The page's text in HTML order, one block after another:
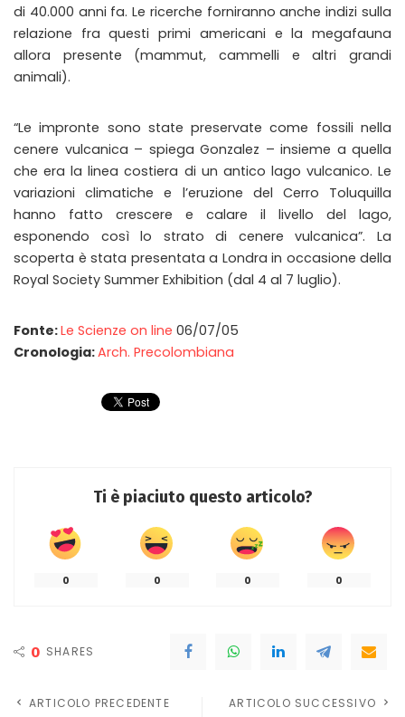
di 40.000 anni fa. Le ricerche forniranno anche indizi sulla
relazione fra questi primi americani e la megafauna
allora presente (mammut, cammelli e altri grandi
animali).
“Le impronte sono state preservate come fossili nella
cenere vulcanica – spiega Gonzalez – insieme a quella
che era la linea costiera di un antico lago vulcanico. Le
variazioni climatiche e l’eruzione del Cerro Toluquilla
hanno fatto crescere e calare il livello del lago,
esponendo così lo strato di cenere vulcanica”. La
scoperta è stata presentata a Londra in occasione della
Royal Society Summer Exhibition (dal 4 al 7 luglio).
Fonte:Le Scienze on line 06/07/05
Cronologia:Arch. Precolombiana
Ti è piaciuto questo articolo?
0 0 0 0
0 SHARES
ARTICOLO PRECEDENTE ARTICOLO SUCCESSIVO